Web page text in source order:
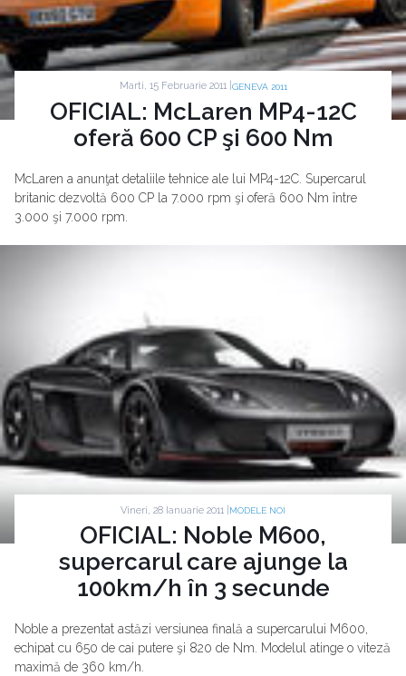
Marti, 15 Februarie 2011 | GENEVA 2011
OFICIAL: McLaren MP4-12C
oferă 600 CP şi 600 Nm
McLaren a anunţat detaliile tehnice ale lui MP4-12C. Supercarul
britanic dezvoltă 600 CP la 7.000 rpm şi oferă 600 Nm între
3.000 şi 7.000 rpm.
Vineri, 28 Ianuarie 2011 | MODELE NOI
OFICIAL: Noble M600,
supercarul care ajunge la
100km/h în 3 secunde
Noble a prezentat astăzi versiunea finală a supercarului M600,
echipat cu 650 de cai putere şi 820 de Nm. Modelul atinge o viteză
maximă de 360 km/h.